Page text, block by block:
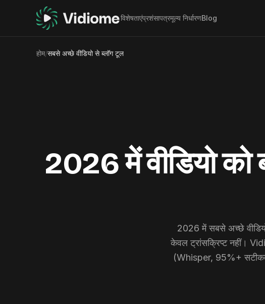
विशेषताएंप्रशंसापत्रमूल्य निर्धारणBlog
होम/सबसे अच्छे वीडियो से ब्लॉग टूल
2026 में वीडियो
2026 में सबसे अच्छे
केवल ट्रांसक्रिप्ट नहीं।
(Whisper, 95%+